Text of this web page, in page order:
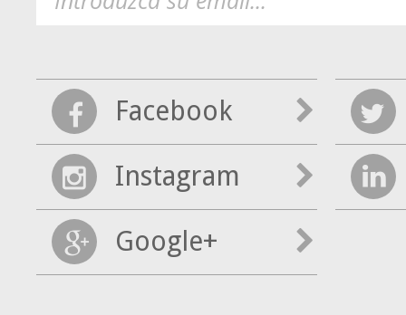
Facebook
Instagram
Google+